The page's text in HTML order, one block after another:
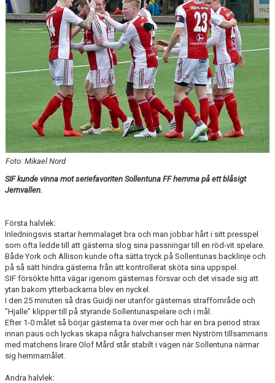
INTRESSEANMÄLAN FÖR SPELARE
INTRESSEANMÄLAN LEDARE
ANMÄLAN TILL CAMPER
Foto: Mikael Nord
SIF kunde vinna mot seriefavoriten Sollentuna FF hemma på ett blåsigt
Jernvallen.
Första halvlek:
Inledningsvis startar hemmalaget bra och man jobbar hårt i sitt presspel
som ofta ledde till att gästerna slog sina passningar till en röd-vit spelare.
Både York och Allison kunde ofta sätta tryck på Sollentunas backlinje och
på så sätt hindra gästerna från att kontrollerat sköta sina uppspel.
SIF försökte hitta vägar igenom gästernas försvar och det visade sig att
ytan bakom ytterbackarna blev en nyckel.
I den 25 minuten så dras Guidji ner utanför gästernas straffområde och
"Hjalle" klipper till på styrande Sollentunaspelare och i mål.
Efter 1-0 målet så börjar gästerna ta över mer och har en bra period strax
innan paus och lyckas skapa några halvchanser men Nyström tillsammans
med matchens lirare Olof Mård står stabilt i vägen när Sollentuna närmar
sig hemmamålet.
Andra halvlek: